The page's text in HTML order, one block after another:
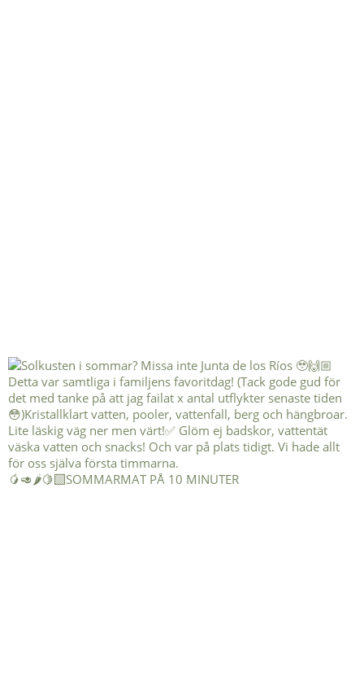
🥭🥑🌶️🍋‍🟩SOMMARMAT PÅ 10 MINUTER